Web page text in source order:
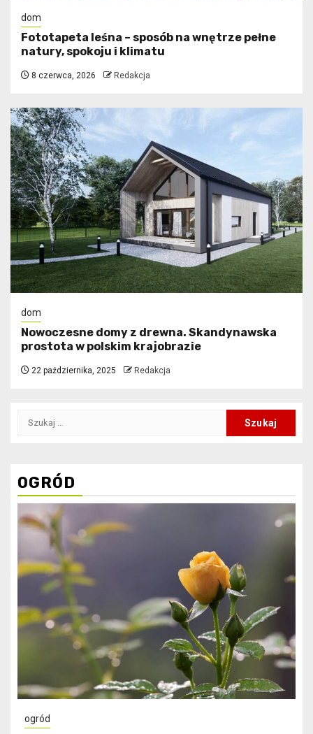
dom
​Fototapeta leśna – sposób na wnętrze pełne
natury, spokoju i klimatu
8 czerwca, 2026 Redakcja
dom
Nowoczesne domy z drewna. Skandynawska
prostota w polskim krajobrazie
22 października, 2025 Redakcja
Szukaj:
OGRÓD
ogród